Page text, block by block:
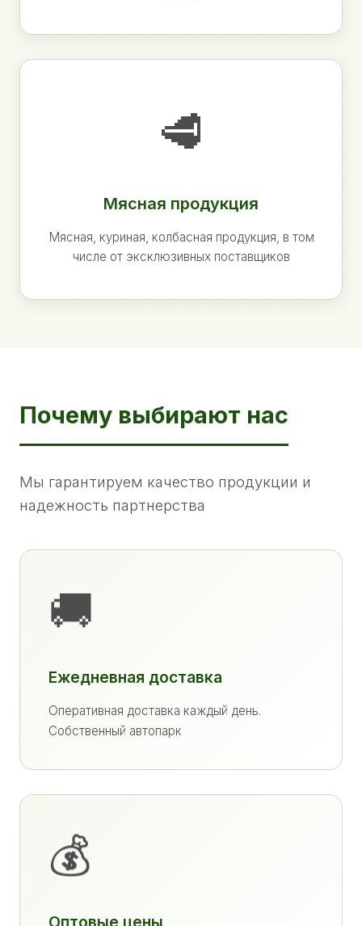
🥩
Мясная продукция
Мясная, куриная, колбасная продукция, в том
числе от эксклюзивных поставщиков
Почему выбирают нас
Мы гарантируем качество продукции и
надежность партнерства
🚚
Ежедневная доставка
Оперативная доставка каждый день.
Собственный автопарк
💰
Оптовые цены